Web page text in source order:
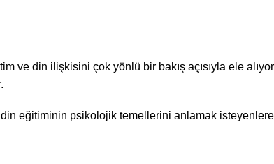
din ilişkisini çok yönlü bir bakış açısıyla ele alıyor.
eğitiminin psikolojik temellerini anlamak